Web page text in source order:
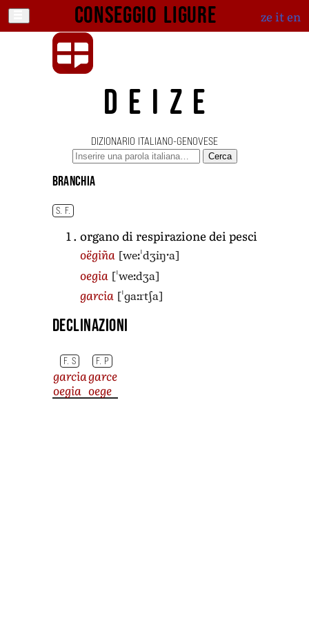
Conseggio ligure ze iten
DEIZE
DIZIONARIO ITALIANO-GENOVESE
Cerca
branchia
S. F.
organo di respirazione dei pesci
oëgiña [weːˈdʒiŋˑa]
oegia [ˈweːdʒa]
garcia [ˈɡaːrtʃa]
Declinazioni
F. S F. P
garciagarce
oegia oege